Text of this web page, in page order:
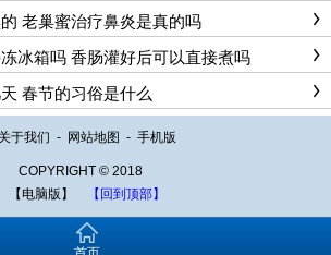
老巢蜜治疗鼻炎是真的吗
冰箱吗 香肠灌好后可以直接煮吗
春节的习俗是什么
关于我们 - 网站地图 - 手机版
COPYRIGHT © 2018
【电脑版】
【回到顶部】